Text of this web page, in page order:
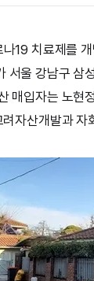
19 치료제를 개
서울 강남구 삼
매입자는 노현
자산개발과 자